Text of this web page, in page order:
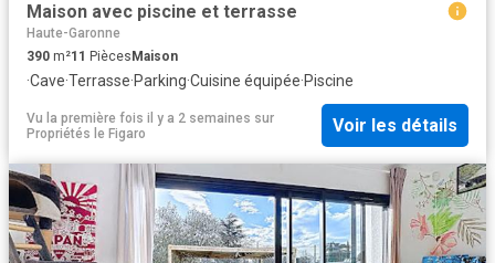
Maison avec piscine et terrasse
Haute-Garonne
390 m²11 PiècesMaison
·Cave·Terrasse·Parking·Cuisine équipée·Piscine
Vu la première fois il y a 2 semaines sur
Propriétés le Figaro
Voir les détails